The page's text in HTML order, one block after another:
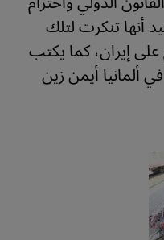
أنها تنكرت لتلك
إيران، كما يكتب
ألمانيا أيمن زين